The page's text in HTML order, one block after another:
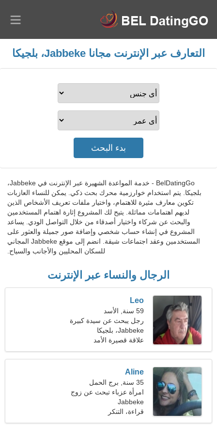
التعارف عبر الإنترنت مجانا Jabbeke، بلجيكا
BelDatingGo - خدمة المواعدة الشهيرة عبر الإنترنت في Jabbeke،
بلجيكا. يتم استخدام خوارزمية محرك بحث ذكي. يمكن للنساء العازبات
تكوين معارف مثيرة للاهتمام، واختيار ملفات تعريف الأشخاص الذين
لديهم اهتمامات مماثلة. يتيح لك المشروع إثارة اهتمام المستخدمين
والبحث عن شركاء واختيار أصدقاء من خلال التواصل الودي. يساعد
المشروع في إنشاء حساب شخصي وإضافة صور جميلة والعثور على
المستخدمين وعقد اجتماعات شيقة. انضم إلى موقع Jabbeke المجاني
للسكان المحليين والأجانب والسياح.
الرجال والنساء عبر الإنترنت
Leo
59 سنة, الأسد
رجل يبحث عن سيدة كبيرة
Jabbeke، بلجيكا
علاقة قصيرة الأمد
Aline
35 سنة, برج الحمل
امرأة عزباء تبحث عن زوج
Jabbeke
قراءة، التنكر